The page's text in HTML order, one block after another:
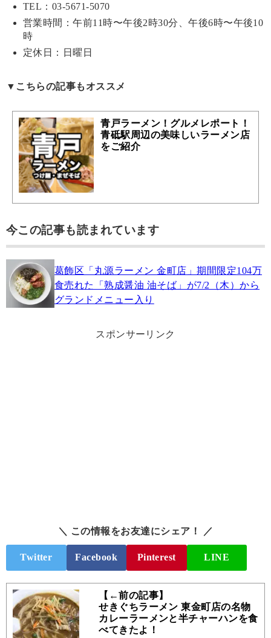
TEL：03-5671-5070
営業時間：午前11時〜午後2時30分、午後6時〜午後10
時
定休日：日曜日
▼こちらの記事もオススメ
青戸ラーメン！グルメレポート！
青砥駅周辺の美味しいラーメン店
をご紹介
今この記事も読まれています
葛飾区「丸源ラーメン 金町店」期間限定104万
食売れた「熟成醤油 油そば」が7/2（木）から
グランドメニュー入り
スポンサーリンク
＼ この情報をお友達にシェア！ ／
Twitter Facebook Pinterest LINE
【←前の記事】
せきぐちラーメン 東金町店の名物
カレーラーメンと半チャーハンを食
べてきたよ！